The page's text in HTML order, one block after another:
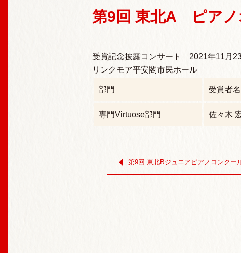
第9回 東北A ピアノ
受賞記念披露コンサート 2021年11月23
リンクモア平安閣市民ホール
部門 受賞者名
専門Virtuose部門 佐々木
第9回 東北Bジュニアピアノコンクー